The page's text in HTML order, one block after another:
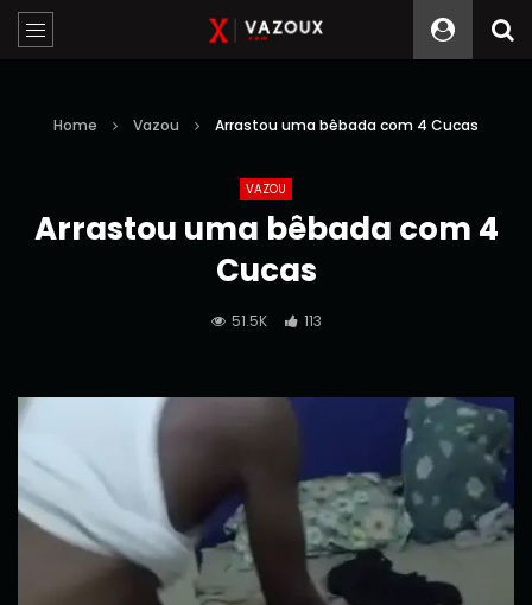
Home Vazou Arrastou uma bêbada com 4 Cucas
VAZOU
Arrastou uma bêbada com 4
Cucas
51.5K 113
Reprodutor